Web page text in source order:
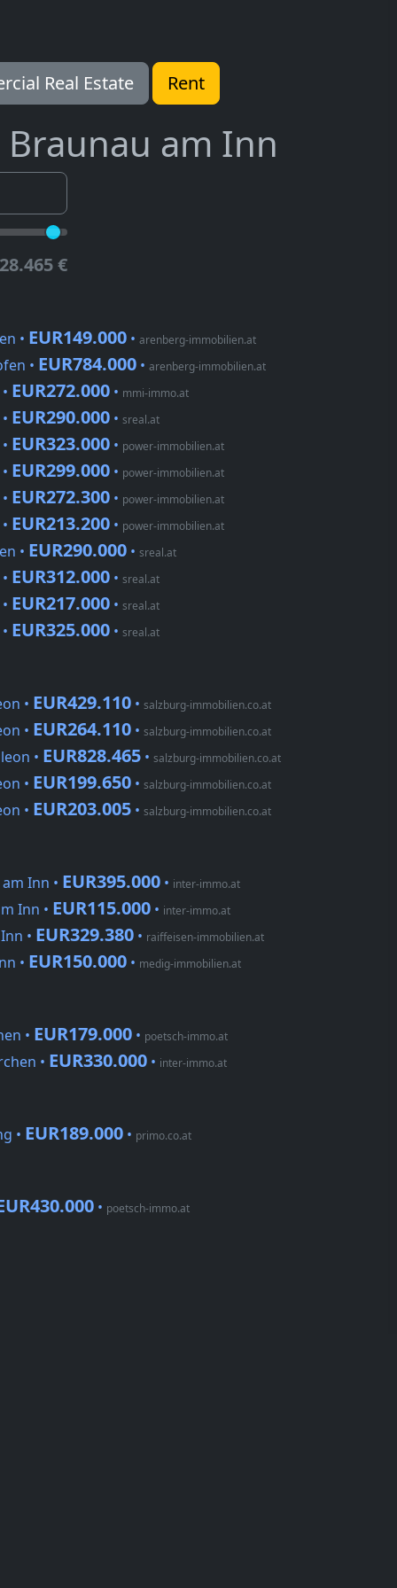
Real Estate Rent
Braunau am Inn
€
• EUR149.000 • arenberg-immobilien.at
• EUR784.000 • arenberg-immobilien.at
EUR272.000 • mmi-immo.at
EUR290.000 • sreal.at
EUR323.000 • power-immobilien.at
EUR299.000 • power-immobilien.at
EUR272.300 • power-immobilien.at
EUR213.200 • power-immobilien.at
• EUR290.000 • sreal.at
EUR312.000 • sreal.at
EUR217.000 • sreal.at
EUR325.000 • sreal.at
• EUR429.110 • salzburg-immobilien.co.at
• EUR264.110 • salzburg-immobilien.co.at
• EUR828.465 • salzburg-immobilien.co.at
• EUR199.650 • salzburg-immobilien.co.at
• EUR203.005 • salzburg-immobilien.co.at
Inn • EUR395.000 • inter-immo.at
Inn • EUR115.000 • inter-immo.at
• EUR329.380 • raiffeisen-immobilien.at
• EUR150.000 • medig-immobilien.at
• EUR179.000 • poetsch-immo.at
• EUR330.000 • inter-immo.at
• EUR189.000 • primo.co.at
• poetsch-immo.at